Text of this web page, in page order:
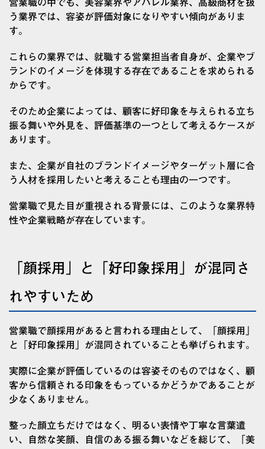
営業職の中でも、美容業界やアパレル業界、高級商材を扱
う業界では、容姿が評価対象になりやすい傾向がありま
す。
これらの業界では、就職する営業担当者自身が、企業やブ
ランドのイメージを体現する存在であることを求められる
からです。
そのため企業によっては、顧客に好印象を与えられる立ち
振る舞いや外見を、評価基準の一つとして考えるケースが
あります。
また、企業が自社のブランドイメージやターゲット層に合
う人材を採用したいと考えることも理由の一つです。
営業職で見た目が重視される背景には、このような業界特
性や企業戦略が存在しています。
「顔採用」と「好印象採用」が混同さ
れやすいため
営業職で顔採用があると言われる理由として、「顔採用」
と「好印象採用」が混同されていることも挙げられます。
実際に企業が評価しているのは容姿そのものではなく、顧
客から信頼される印象をもっているかどうかであることが
少なくありません。
整った顔立ちだけではなく、明るい表情や丁寧な言葉遣
い、自然な笑顔、自信のある振る舞いなどを総じて、「美